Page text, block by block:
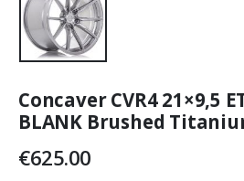
Concaver CVR4 21×9,5
BLANK Brushed
€625.00